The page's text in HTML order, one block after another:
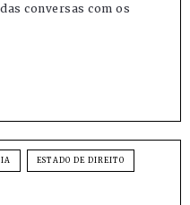
conversas com os
ESTADO DE DIREITO